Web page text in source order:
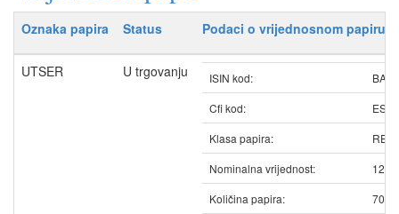
Oznaka papira Status Podaci o vrijednosnom papiru
UTSER U trgovanju ISIN kod:
Cfi kod:
Klasa papira:
Nominalna vrijednost:
12.50
Količina papira: